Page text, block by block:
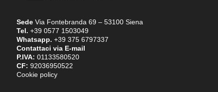
SedeVia Fontebranda 69 – 53100 Siena
Tel. +39 0577 1503049
Whatsapp. +39 375 6797337
Contattaci via E-mail
P.IVA: 01133580520
CF: 92036950522
Cookie policy